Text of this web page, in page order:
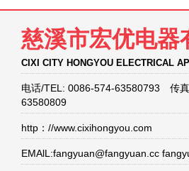
慈溪市宏优电器
CIXI CITY HONGYOU ELECTRICAL
电话/TEL: 0086-574-63580793 传
63580809
http：//www.cixihongyou.com
EMAlL:fangyuan@fangyuan.cc